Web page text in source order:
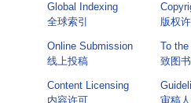
Global Indexing
全球索引
版权
Online Submission
线上投稿
To the
致图
Content Licensing
内容许可
审稿